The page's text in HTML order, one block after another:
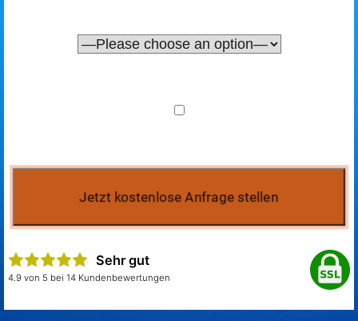
Sehr gut
4.9 von 5 bei 14 Kundenbewertungen